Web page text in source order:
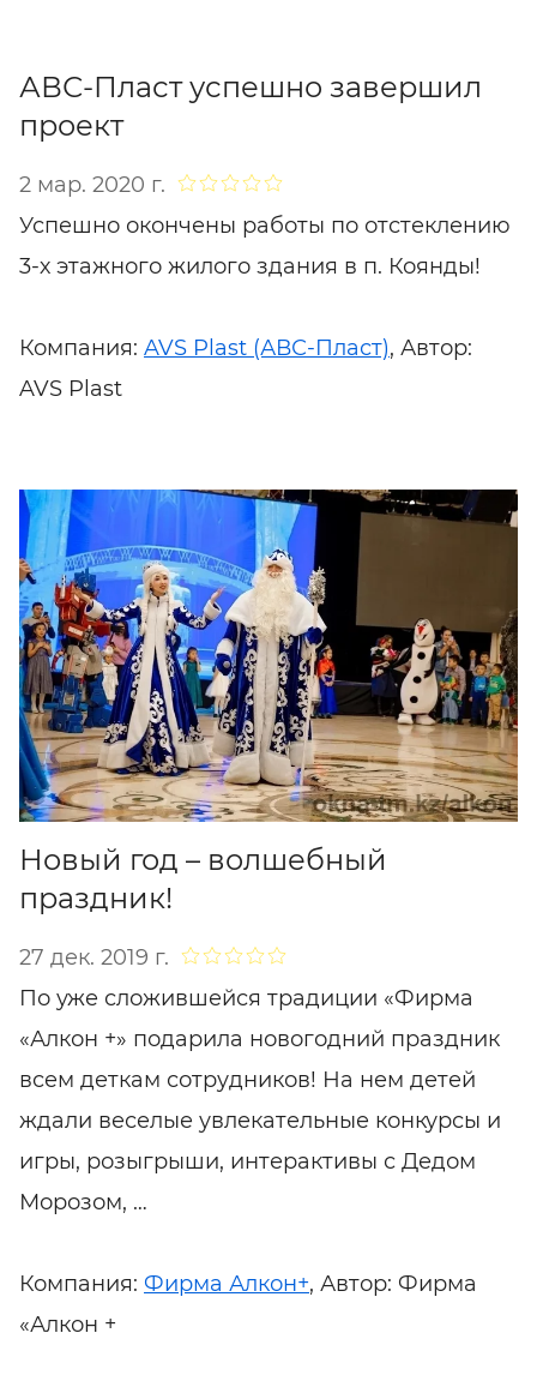
АВС-Пласт успешно завершил
проект
2 мар. 2020 г.
Успешно окончены работы по отстеклению
3-х этажного жилого здания в п. Коянды!
Компания: AVS Plast (АВС-Пласт), Автор:
AVS Plast
Новый год – волшебный
праздник!
27 дек. 2019 г.
По уже сложившейся традиции «Фирма
«Алкон +» подарила новогодний праздник
всем деткам сотрудников! На нем детей
ждали веселые увлекательные конкурсы и
игры, розыгрыши, интерактивы с Дедом
Морозом, …
Компания: Фирма Алкон+, Автор: Фирма
«Алкон +